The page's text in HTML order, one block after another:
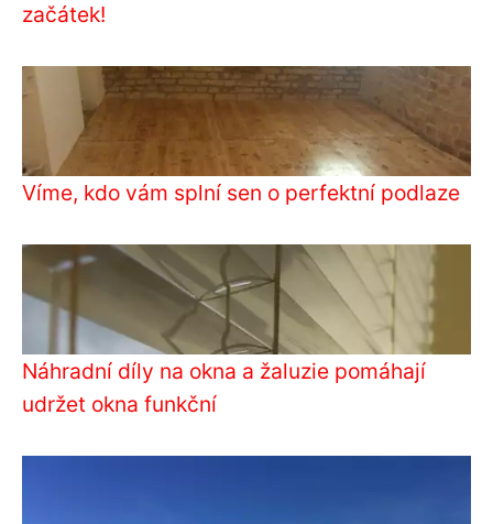
začátek!
Víme, kdo vám splní sen o perfektní podlaze
Náhradní díly na okna a žaluzie pomáhají
udržet okna funkční